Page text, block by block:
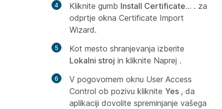
Kliknite gumb Install Certificate... . za
odprtje okna Certificate Import
Wizard.
Kot mesto shranjevanja izberite
Lokalni stroj in kliknite Naprej .
V pogovornem oknu User Access
Control ob pozivu kliknite Yes , da
aplikaciji dovolite spreminjanje vašega